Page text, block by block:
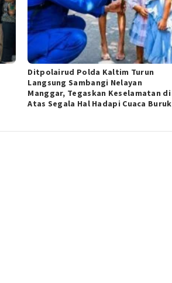
Ditpolairud Polda Kaltim Turun
Langsung Sambangi Nelayan
Manggar, Tegaskan Keselamatan di
Atas Segala Hal Hadapi Cuaca Buruk